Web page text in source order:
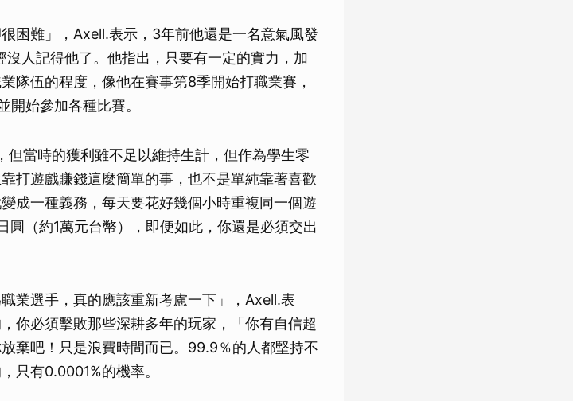
困難」，Axell.表示，3年前他還是一名意氣風發
人記得他了。他指出，只要有一定的實力，加
隊伍的程度，像他在賽事第8季開始打職業賽，
始參加各種比賽。
當時的獲利雖不足以維持生計，但作為學生零
打遊戲賺錢這麼簡單的事，也不是單純靠著喜歡
成一種義務，每天要花好幾個小時重複同一個遊
圓（約1萬元台幣），即便如此，你還是必須交出
業選手，真的應該重新考慮一下」，Axell.表
你必須擊敗那些深耕多年的玩家，「你有自信超
棄吧！只是浪費時間而已。99.9％的人都堅持不
只有0.0001%的機率。